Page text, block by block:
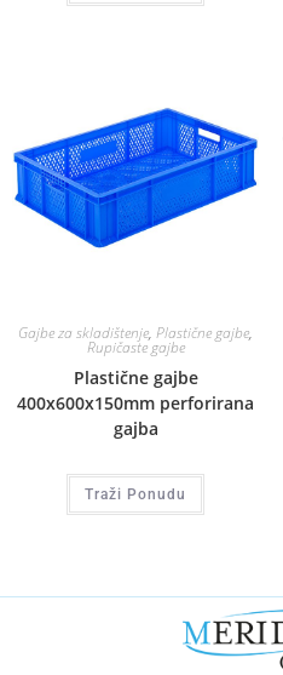
Gajbe za skladištenje, Plastične gajbe,
Rupičaste gajbe
Plastične gajbe
400x600x150mm perforirana
gajba
Traži Ponudu